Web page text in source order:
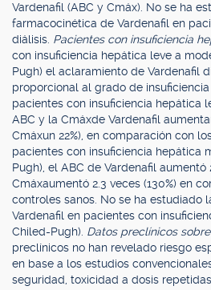
Vardenafil (ABC y Cmáx). No se ha
farmacocinética de Vardenafil en
diálisis. Pacientes con insuficiencia
con insuficiencia hepática leve a
Pugh) el aclaramiento de Vardenafil
proporcional al grado de
pacientes con insuficiencia hepática
ABC y la Cmáxde Vardenafil
Cmáxun 22%), en comparación con
pacientes con insuficiencia hepática
Pugh), el ABC de Vardenafil aumentó
Cmáxaumentó 2.3 veces (130%) en
controles sanos. No se ha estudiado
Vardenafil en pacientes con
Chiled-Pugh). Datos preclínicos
preclínicos no han revelado riesgo
en base a los estudios
seguridad, toxicidad a dosis